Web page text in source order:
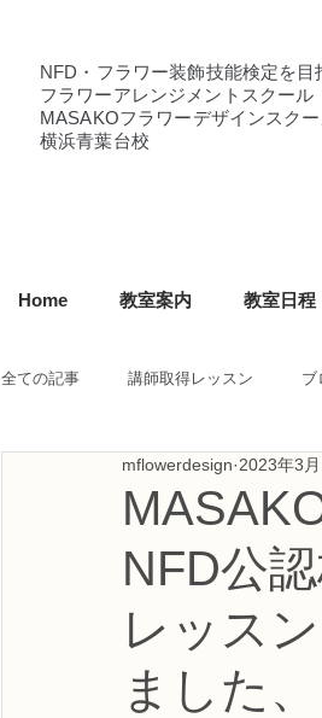
NFD・フラワー装飾技能検定を目
フラワーアレンジメントスクール
MASAKOフラワーデザインスク
横浜青葉台校
Home 教室案内 教室日程
全ての記事 講師取得レッスン ブ
NFD講師研究科コース NFDフラ
NFDフラワーデザイナー資格検定3級
フラワー装飾技能検定3級
NFD公
レッス
ました
mflowerdesign 2023年3